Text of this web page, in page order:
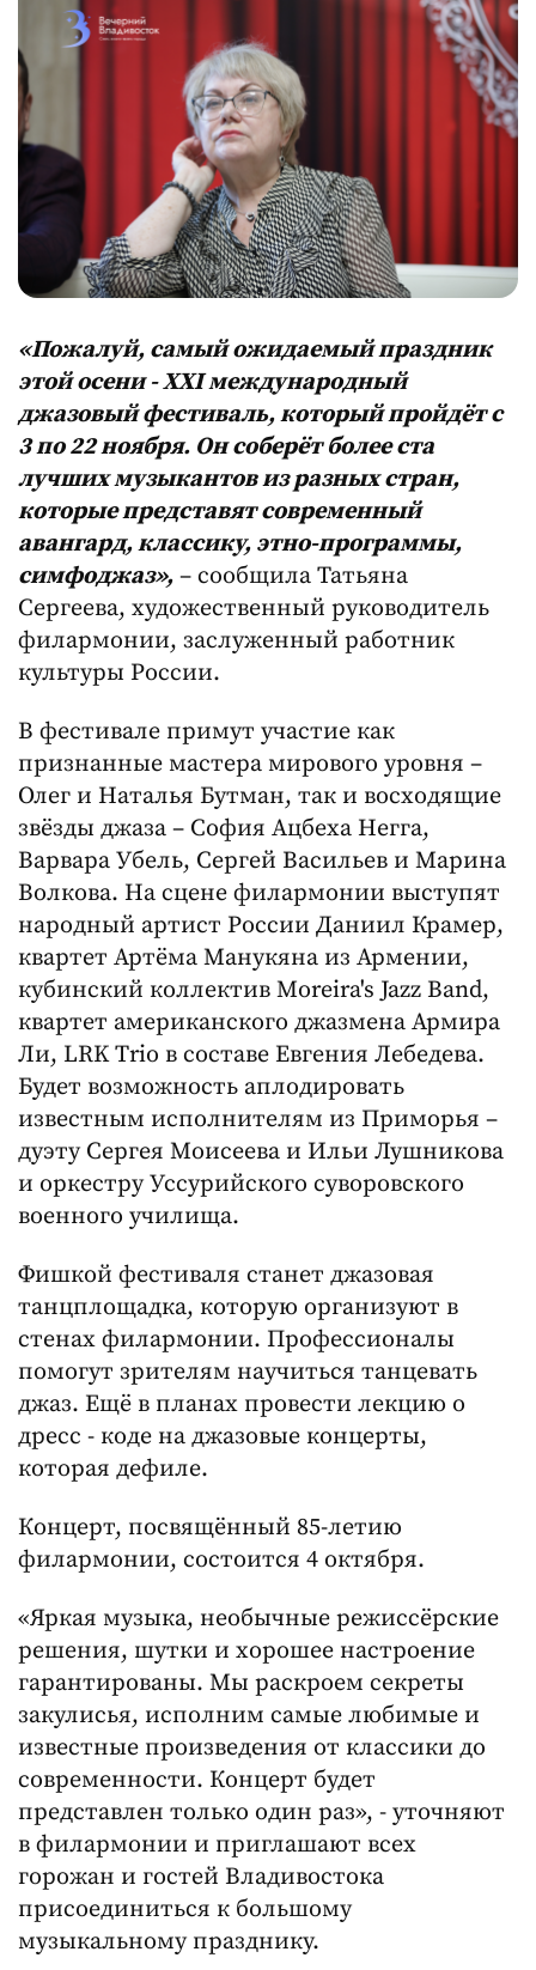
«Пожалуй, самый ожидаемый праздник
этой осени - ХХI международный
джазовый фестиваль, который пройдёт с
3 по 22 ноября. Он соберёт более ста
лучших музыкантов из разных стран,
которые представят современный
авангард, классику, этно-программы,
симфоджаз», – сообщила Татьяна
Сергеева, художественный руководитель
филармонии, заслуженный работник
культуры России.
В фестивале примут участие как
признанные мастера мирового уровня –
Олег и Наталья Бутман, так и восходящие
звёзды джаза – София Ацбеха Негга,
Варвара Убель, Сергей Васильев и Марина
Волкова. На сцене филармонии выступят
народный артист России Даниил Крамер,
квартет Артёма Манукяна из Армении,
кубинский коллектив Moreira's Jazz Band,
квартет американского джазмена Армира
Ли, LRK Тrio в составе Евгения Лебедева.
Будет возможность аплодировать
известным исполнителям из Приморья –
дуэту Сергея Моисеева и Ильи Лушникова
и оркестру Уссурийского суворовского
военного училища.
Фишкой фестиваля станет джазовая
танцплощадка, которую организуют в
стенах филармонии. Профессионалы
помогут зрителям научиться танцевать
джаз. Ещё в планах провести лекцию о
дресс - коде на джазовые концерты,
которая дефиле.
Концерт, посвящённый 85-летию
филармонии, состоится 4 октября.
«Яркая музыка, необычные режиссёрские
решения, шутки и хорошее настроение
гарантированы. Мы раскроем секреты
закулисья, исполним самые любимые и
известные произведения от классики до
современности. Концерт будет
представлен только один раз», - уточняют
в филармонии и приглашают всех
горожан и гостей Владивостока
присоединиться к большому
музыкальному празднику.